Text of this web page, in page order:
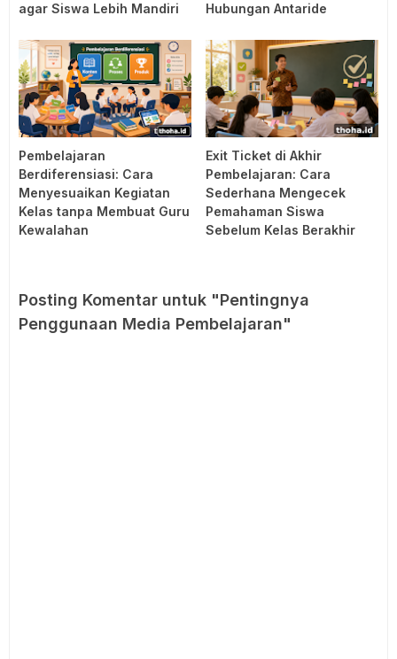
agar Siswa Lebih Mandiri
Hubungan Antaride
Pembelajaran
Berdiferensiasi: Cara
Menyesuaikan Kegiatan
Kelas tanpa Membuat Guru
Kewalahan
Exit Ticket di Akhir
Pembelajaran: Cara
Sederhana Mengecek
Pemahaman Siswa
Sebelum Kelas Berakhir
Posting Komentar untuk "Pentingnya
Penggunaan Media Pembelajaran"